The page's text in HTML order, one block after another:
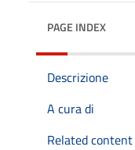
PAGE INDEX
Descrizione
A cura di
Related content